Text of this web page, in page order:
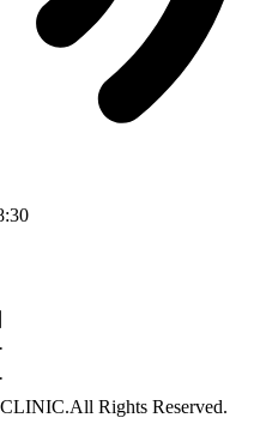
Rights Reserved.